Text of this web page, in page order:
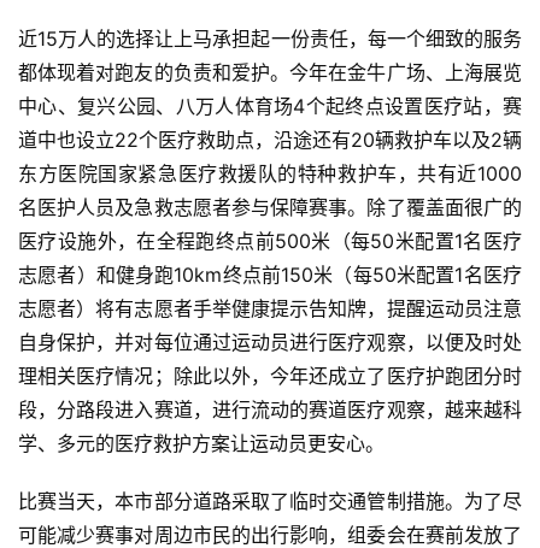
近15万人的选择让上马承担起一份责任，每一个细致的服务
都体现着对跑友的负责和爱护。今年在金牛广场、上海展览
中心、复兴公园、八万人体育场4个起终点设置医疗站，赛
道中也设立22个医疗救助点，沿途还有20辆救护车以及2辆
东方医院国家紧急医疗救援队的特种救护车，共有近1000
名医护人员及急救志愿者参与保障赛事。除了覆盖面很广的
医疗设施外，在全程跑终点前500米（每50米配置1名医疗
志愿者）和健身跑10km终点前150米（每50米配置1名医疗
志愿者）将有志愿者手举健康提示告知牌，提醒运动员注意
自身保护，并对每位通过运动员进行医疗观察，以便及时处
理相关医疗情况；除此以外，今年还成立了医疗护跑团分时
段，分路段进入赛道，进行流动的赛道医疗观察，越来越科
学、多元的医疗救护方案让运动员更安心。
比赛当天，本市部分道路采取了临时交通管制措施。为了尽
可能减少赛事对周边市民的出行影响，组委会在赛前发放了